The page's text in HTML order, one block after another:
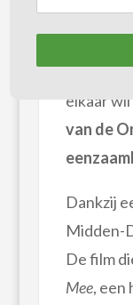
uit
elkaar
van de
Dankzij
Midden-
De film
Mee, een